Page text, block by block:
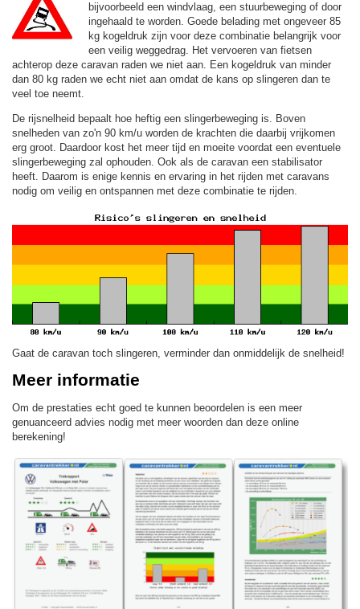
bijvoorbeeld een windvlaag, een stuurbeweging of door
ingehaald te worden. Goede belading met ongeveer 85
kg kogeldruk zijn voor deze combinatie belangrijk voor
een veilig weggedrag. Het vervoeren van fietsen
achterop deze caravan raden we niet aan. Een kogeldruk van minder
dan 80 kg raden we echt niet aan omdat de kans op slingeren dan te
veel toe neemt.
De rijsnelheid bepaalt hoe heftig een slingerbeweging is. Boven
snelheden van zo'n 90 km/u worden de krachten die daarbij vrijkomen
erg groot. Daardoor kost het meer tijd en moeite voordat een eventuele
slingerbeweging zal ophouden. Ook als de caravan een stabilisator
heeft. Daarom is enige kennis en ervaring in het rijden met caravans
nodig om veilig en ontspannen met deze combinatie te rijden.
Gaat de caravan toch slingeren, verminder dan onmiddelijk de snelheid!
Meer informatie
Om de prestaties echt goed te kunnen beoordelen is een meer
genuanceerd advies nodig met meer woorden dan deze online
berekening!